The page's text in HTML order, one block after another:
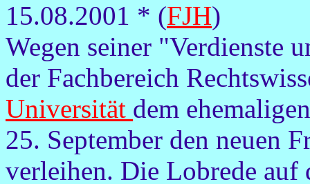
15.08.2001 * (FJH)
Wegen seiner "Verdienste
der Fachbereich
Universität dem
25. September den neuen
verleihen. Die Lobrede